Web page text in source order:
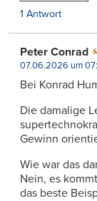
1 Antwort
Peter Conrad
07.06.2026 um
Bei Konrad
Die damalige
Gewinn
Wie war das
Nein, es
das beste